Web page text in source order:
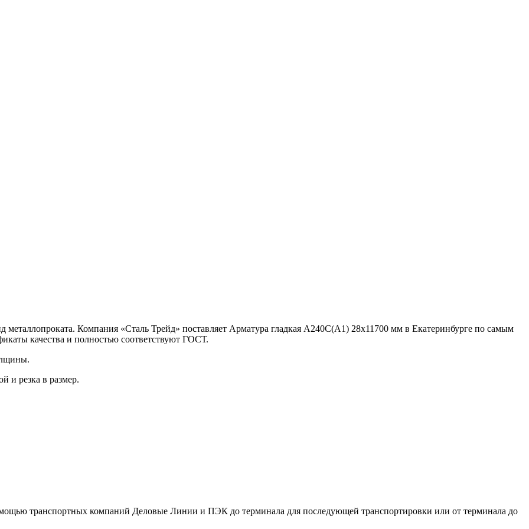
Компания «Сталь Трейд» поставляет Арматура гладкая А240С(А1) 28x11700 мм в Екатеринбурге по самым
качества и полностью соответствуют ГОСТ.
и резка в размер.
транспортных компаний Деловые Линии и ПЭК до терминала для последующей транспортировки или от терминала до